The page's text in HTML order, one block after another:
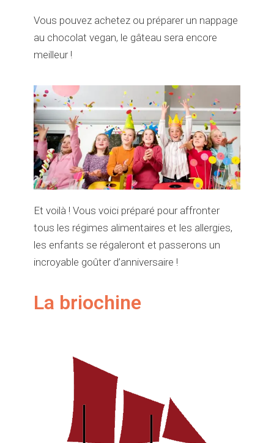
Vous pouvez achetez ou préparer un nappage
au chocolat vegan, le gâteau sera encore
meilleur !
Et voilà ! Vous voici préparé pour affronter
tous les régimes alimentaires et les allergies,
les enfants se régaleront et passerons un
incroyable goûter d’anniversaire !
La briochine